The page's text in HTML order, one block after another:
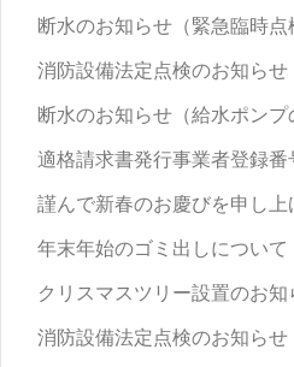
断水のお知らせ（緊急臨時点
消防設備法定点検のお知らせ
断水のお知らせ（給水ポンプ
適格請求書発行事業者登録
謹んで新春のお慶びを申し上
年末年始のゴミ出しについて
クリスマスツリー設置のお知
消防設備法定点検のお知らせ